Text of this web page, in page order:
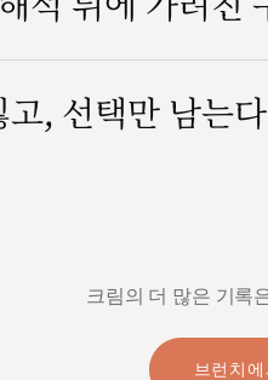
, 선택만 남는다
크림의 더 많은 기록
브런치